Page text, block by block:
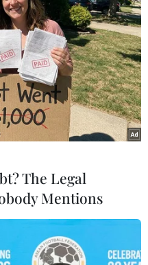
nhất để kịp thời
chứng và diễn
chế đưa trẻ tới các
tình trạng lây nhiễm
sởi:
chế độ ăn, để bù kịp
mất do quá trình
vị gây khó tiêu. Trong
The Legal
Mentions